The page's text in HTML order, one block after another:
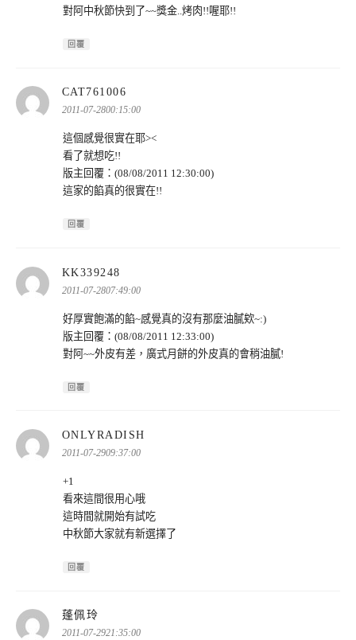
對阿中秋節快到了~~獎金..烤肉!!喔耶!!
回覆
CAT761006
示:
2011-07-2800:15:00
這個感覺很實在耶><
看了就想吃!!
版主回覆：(08/08/2011 12:30:00)
這家的餡真的很實在!!
回覆
KK339248
示:
2011-07-2807:49:00
好厚實飽滿的餡~感覺真的沒有那麼油膩欸~:)
版主回覆：(08/08/2011 12:33:00)
對阿~~外皮有差，廣式月餅的外皮真的會稍油膩!
回覆
ONLYRADISH
2011-07-2909:37:00
+1
看來這間很用心哦
這時間就開始有試吃
中秋節大家就有新選擇了
回覆
蓬佩玲
示:
2011-07-2921:35:00